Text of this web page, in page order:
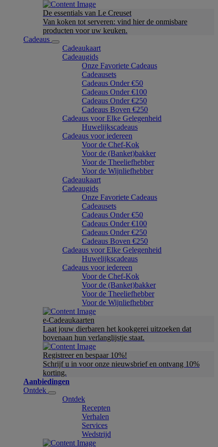
De essentials van Le Creuset
Van koken tot serveren: vind hier de onmisbare
producten voor uw keuken.
Cadeaus
Cadeaukaart
Cadeaugids
Onze Favoriete Cadeaus
Cadeausets
Cadeaus Onder €50
Cadeaus Onder €100
Cadeaus Onder €250
Cadeaus Boven €250
Cadeaus voor Elke Gelegenheid
Huwelijkscadeaus
Cadeaus voor iedereen
Voor de Chef-Kok
Voor de (Banket)bakker
Voor de Theeliefhebber
Voor de Wijnliefhebber
Cadeaukaart
Cadeaugids
Onze Favoriete Cadeaus
Cadeausets
Cadeaus Onder €50
Cadeaus Onder €100
Cadeaus Onder €250
Cadeaus Boven €250
Cadeaus voor Elke Gelegenheid
Huwelijkscadeaus
Cadeaus voor iedereen
Voor de Chef-Kok
Voor de (Banket)bakker
Voor de Theeliefhebber
Voor de Wijnliefhebber
e-Cadeaukaarten
Laat jouw dierbaren het kookgerei uitzoeken dat
bovenaan hun verlanglijstje staat.
Registreer en bespaar 10%!
Schrijf u in voor onze nieuwsbrief en ontvang 10%
korting.
Aanbiedingen
Ontdek
Ontdek
Recepten
Verhalen
Services
Wedstrijd